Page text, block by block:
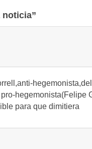
noticia”
hegemonista(Felipe
para que dimitiera